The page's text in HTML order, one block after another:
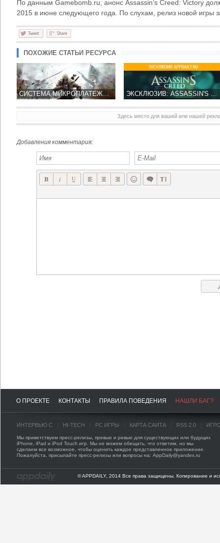
По данным Gamebomb.ru, анонс Assassin’s Creed: Victory
2015 в июне следующего года. По слухам, релиз новой игры
ПОХОЖИЕ СТАТЬИ РЕСУРСА
СИСТЕМА МИКРОПЛАТЕЖЕЙ ЗАРАБОТАЕТ В ASSASSIN`S CREED 3 ЭКСКЛЮЗИВ: ASSASSIN'S CREED: PIRATES ПОИСТИНУ КРАСОТА ДА И ТОЛЬКО
Здесь место для вашей или нашей
Добавления комментария:
О ПРОЕКТЕ КОНТАКТЫ ПРАВИЛА ПОВЕДЕНИЯ НАШЛИ БАГ?
ИНТЕРВЬЮ С HI-TECH PC ИГРЫ КАРТА САЙТА RSS 2.0
Мы приветствуем пресс-релизы, превью и ревью для существующих или будущих
iPhone, iPad и iPod Touch игр. Мы не можем обещать, что ответим, но мы
сделаем все возможное, чтобы оценить каждое представленное приложение.
Пожалуйста, присылайте пресс-релизы или вопросы на: AppDaily@yandex.ru
© APPDAILY, 2014 Все права защищены. Копирование и